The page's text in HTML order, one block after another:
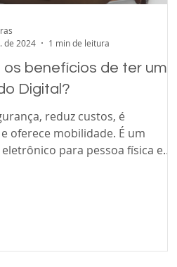
os benefícios de ter um
Digital?
reduz custos, é
oferece mobilidade. É um
para pessoa física e
de 2024
1 min de leitura